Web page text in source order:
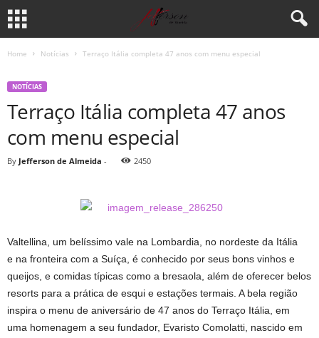
Home Notícias Terraço Itália completa 47 anos com menu especial
NOTÍCIAS
Terraço Itália completa 47 anos
com menu especial
By Jefferson de Almeida - 2450
Valtellina, um belíssimo vale na Lombardia, no nordeste da Itália
e na fronteira com a Suíça, é conhecido por seus bons vinhos e
queijos, e comidas típicas como a bresaola, além de oferecer belos
resorts para a prática de esqui e estações termais. A bela região
inspira o menu de aniversário de 47 anos do Terraço Itália, em
uma homenagem a seu fundador, Evaristo Comolatti, nascido em